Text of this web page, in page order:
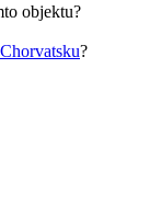
objektu?
?